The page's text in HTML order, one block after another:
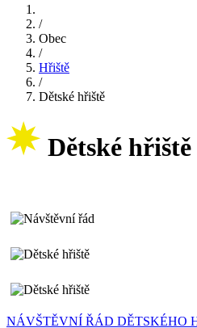
/
Obec
/
Hřiště
/
Dětské hřiště
Dětské hřiště
NÁVŠTĚVNÍ ŘÁD DĚTSKÉHO